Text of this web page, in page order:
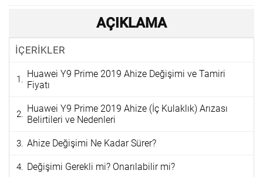
AÇIKLAMA
İÇERİKLER
Huawei Y9 Prime 2019 Ahize Değişimi ve Tamiri
Fiyatı
Huawei Y9 Prime 2019 Ahize (İç Kulaklık) Arızası
Belirtileri ve Nedenleri
Ahize Değişimi Ne Kadar Sürer?
Değişimi Gerekli mi? Onarılabilir mi?